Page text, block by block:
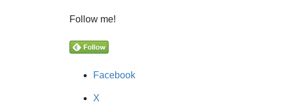
Follow me!
Facebook
X